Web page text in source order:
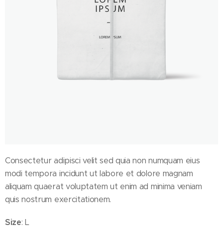
Consectetur adipisci velit sed quia non numquam eius
modi tempora incidunt ut labore et dolore magnam
aliquam quaerat voluptatem ut enim ad minima veniam
quis nostrum exercitationem.
Size: L